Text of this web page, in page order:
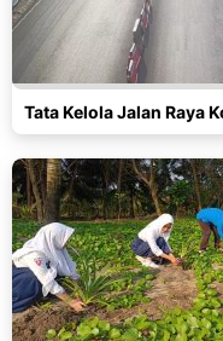
Tata Kelola Jalan Raya